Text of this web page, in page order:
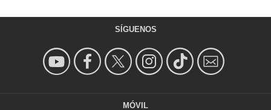
SÍGUENOS
MÓVIL